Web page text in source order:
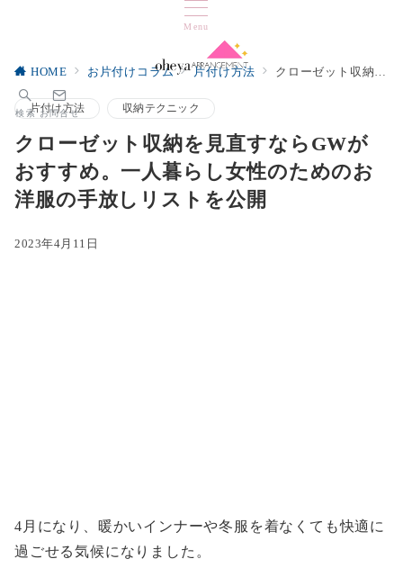
Menu
検索 お問合せ
HOME お片付けコラム 片付け方法 クローゼット収納を見直すならGWがおすすめ。一人暮らし女性のためのお洋服の手放しリストを公開
片付け方法 収納テクニック
クローゼット収納を見直すならGWが
おすすめ。一人暮らし女性のためのお
洋服の手放しリストを公開
2023年4月11日
4月になり、暖かいインナーや冬服を着なくても快適に
過ごせる気候になりました。